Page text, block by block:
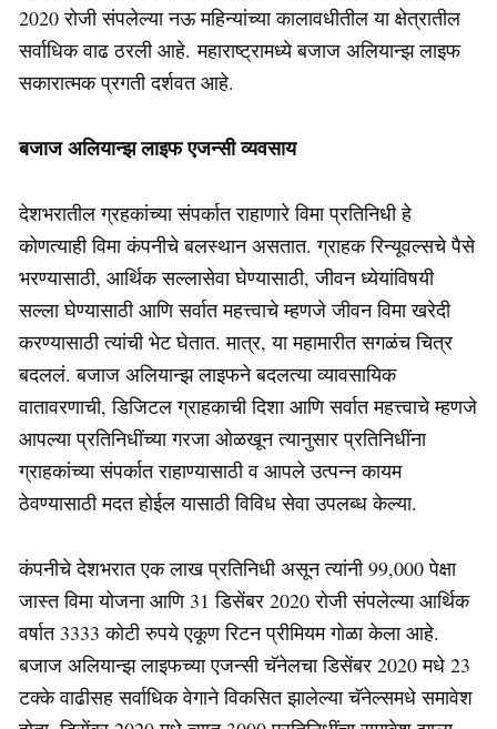
2020 रोजी संपलेल्या नऊ महिन्यांच्या कालावधीतील या क्षेत्रातील
सर्वाधिक वाढ ठरली आहे. महाराष्ट्रामध्ये बजाज अलियान्झ लाइफ
सकारात्मक प्रगती दर्शवत आहे.
बजाज अलियान्झ लाइफ एजन्सी व्यवसाय
देशभरातील ग्रहकांच्या संपर्कात राहाणारे विमा प्रतिनिधी हे
कोणत्याही विमा कंपनीचे बलस्थान असतात. ग्राहक रिन्यूवल्सचे पैसे
भरण्यासाठी, आर्थिक सल्लासेवा घेण्यासाठी, जीवन ध्येयांविषयी
सल्ला घेण्यासाठी आणि सर्वात महत्त्वाचे म्हणजे जीवन विमा खरेदी
करण्यासाठी त्यांची भेट घेतात. मात्र, या महामारीत सगळंच चित्र
बदललं. बजाज अलियान्झ लाइफने बदलत्या व्यावसायिक
वातावरणाची, डिजिटल ग्राहकाची दिशा आणि सर्वात महत्त्वाचे म्हणजे
आपल्या प्रतिनिधींच्या गरजा ओळखून त्यानुसार प्रतिनिधींना
ग्राहकांच्या संपर्कात राहाण्यासाठी व आपले उत्पन्न कायम
ठेवण्यासाठी मदत होईल यासाठी विविध सेवा उपलब्ध केल्या.
कंपनीचे देशभरात एक लाख प्रतिनिधी असून त्यांनी 99,000 पेक्षा
जास्त विमा योजना आणि 31 डिसेंबर 2020 रोजी संपलेल्या आर्थिक
वर्षात 3333 कोटी रुपये एकूण रिटन प्रीमियम गोळा केला आहे.
बजाज अलियान्झ लाइफच्या एजन्सी चॅनेलचा डिसेंबर 2020 मधे 23
टक्के वाढीसह सर्वाधिक वेगाने विकसित झालेल्या चॅनेल्समधे समावेश